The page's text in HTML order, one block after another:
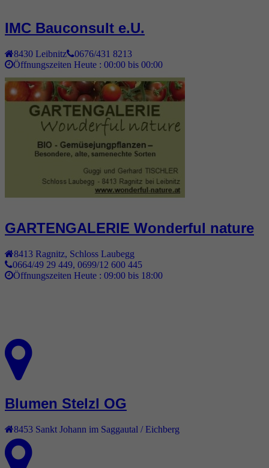
IMC Bauconsult e.U.
8430 Leibnitz
0676/431 8213
Öffnungszeiten Heute : 00:00 bis 00:00
GARTENGALERIE Wonderful nature
8413 Ragnitz
Schloss Laubegg
0664/49 29 449, 0699/12 600 445
Öffnungszeiten Heute : 09:00 bis 18:00
Blumen Stelzl OG
8453 Sankt Johann im Saggautal / Eichberg